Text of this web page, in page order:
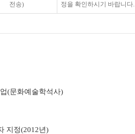
전송)
정을 확인하시기 바랍니다.
(문화예술학석사)
지정(2012년)